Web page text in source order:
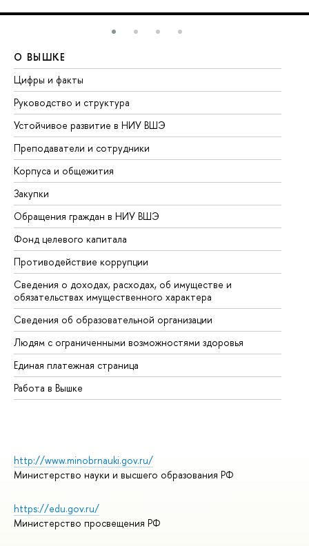
О ВЫШКЕ
Цифры и факты
Руководство и структура
Устойчивое развитие в НИУ ВШЭ
Преподаватели и сотрудники
Корпуса и общежития
Закупки
Обращения граждан в НИУ ВШЭ
Фонд целевого капитала
Противодействие коррупции
Сведения о доходах, расходах, об имуществе и
обязательствах имущественного характера
Сведения об образовательной организации
Людям с ограниченными возможностями здоровья
Единая платежная страница
Работа в Вышке
http://www.minobrnauki.gov.ru/
Министерство науки и высшего образования РФ
https://edu.gov.ru/
Министерство просвещения РФ